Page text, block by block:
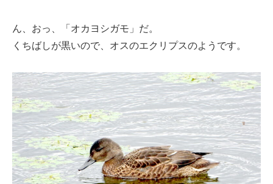
ん、おっ、「オカヨシガモ」だ。
くちばしが黒いので、オスのエクリプスのようです。